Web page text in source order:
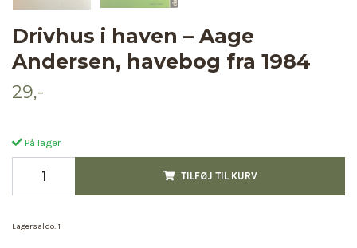
Drivhus i haven – Aage
Andersen, havebog fra 1984
29,-
På lager
TILFØJ TIL KURV
Lagersaldo: 1